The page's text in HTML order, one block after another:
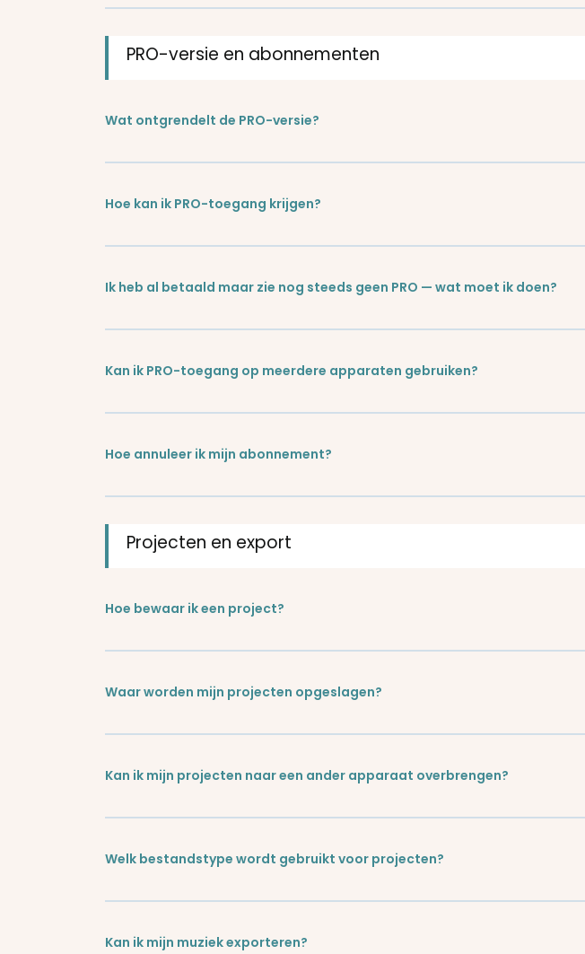
PRO-versie en abonnementen
Wat ontgrendelt de PRO-versie?
Hoe kan ik PRO-toegang krijgen?
Ik heb al betaald maar zie nog steeds geen PRO — wat moet ik doen?
Kan ik PRO-toegang op meerdere apparaten gebruiken?
Hoe annuleer ik mijn abonnement?
Projecten en export
Hoe bewaar ik een project?
Waar worden mijn projecten opgeslagen?
Kan ik mijn projecten naar een ander apparaat overbrengen?
Welk bestandstype wordt gebruikt voor projecten?
Kan ik mijn muziek exporteren?